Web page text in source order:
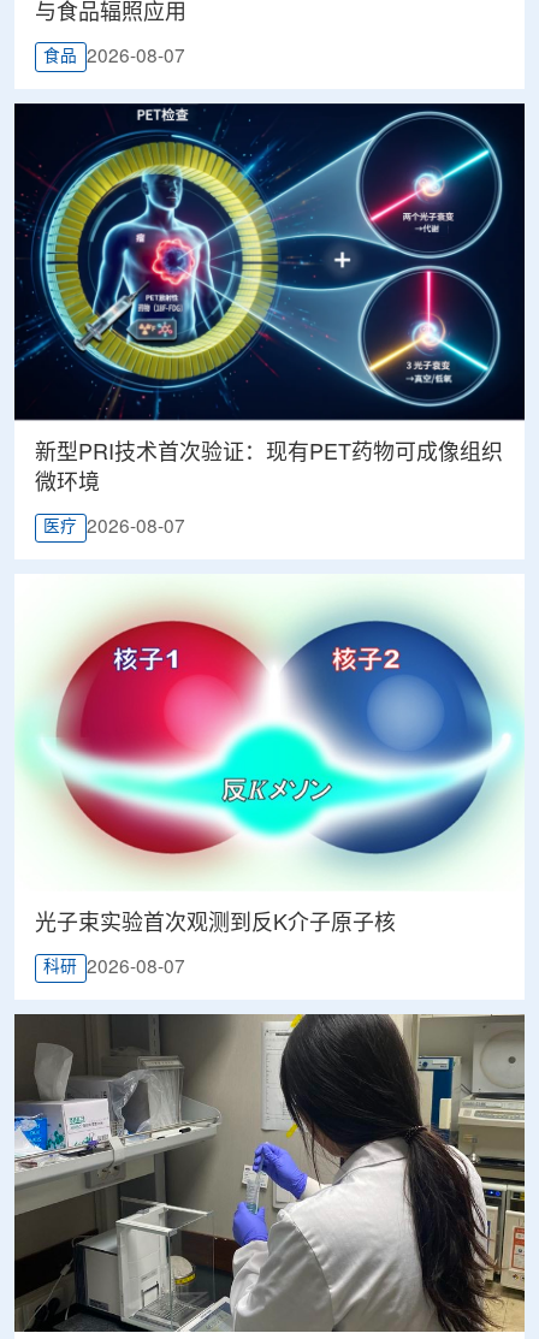
与食品辐照应用
食品 2026-08-07
新型PRI技术首次验证：现有PET药物可成像组织
微环境
医疗 2026-08-07
光子束实验首次观测到反K介子原子核
科研 2026-08-07